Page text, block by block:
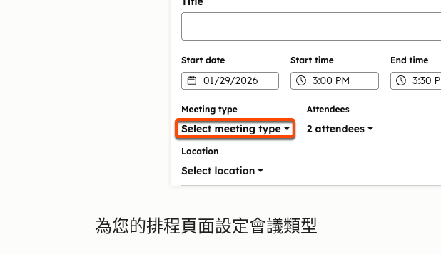
為您的排程頁面設定會議類型